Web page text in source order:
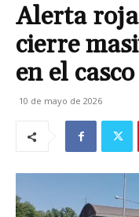
Alerta
cierre
en el
10 de mayo de 2026